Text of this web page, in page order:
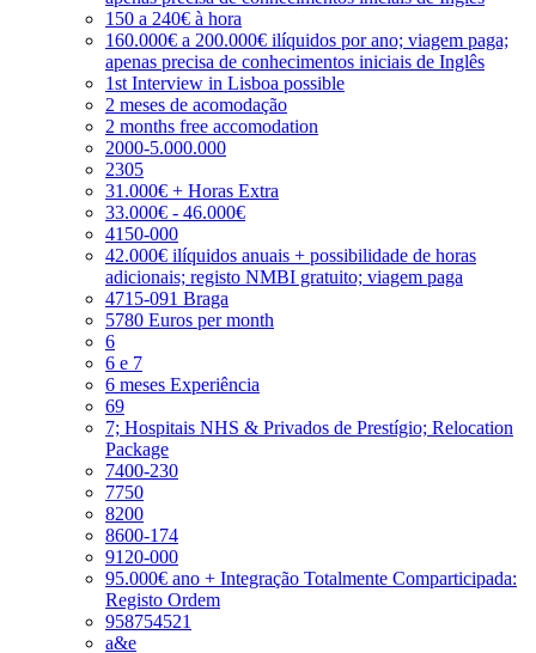
150 a 240€ à hora
160.000€ a 200.000€ ilíquidos por ano; viagem paga;
apenas precisa de conhecimentos iniciais de Inglês
1st Interview in Lisboa possible
2 meses de acomodação
2 months free accomodation
2000-5.000.000
2305
31.000€ + Horas Extra
33.000€ - 46.000€
4150-000
42.000€ ilíquidos anuais + possibilidade de horas
adicionais; registo NMBI gratuito; viagem paga
4715-091 Braga
5780 Euros per month
6
6 e 7
6 meses Experiência
69
7; Hospitais NHS & Privados de Prestígio; Relocation
Package
7400-230
7750
8200
8600-174
9120-000
95.000€ ano + Integração Totalmente Comparticipada:
Registo Ordem
958754521
a&e